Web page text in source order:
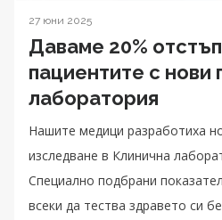
27 юни 2025
Даваме 20%
пациентите с нови
лаборатория
Нашите медици разработиха
изследване в Клинична
Специално подбрани
всеки да тества здравето си